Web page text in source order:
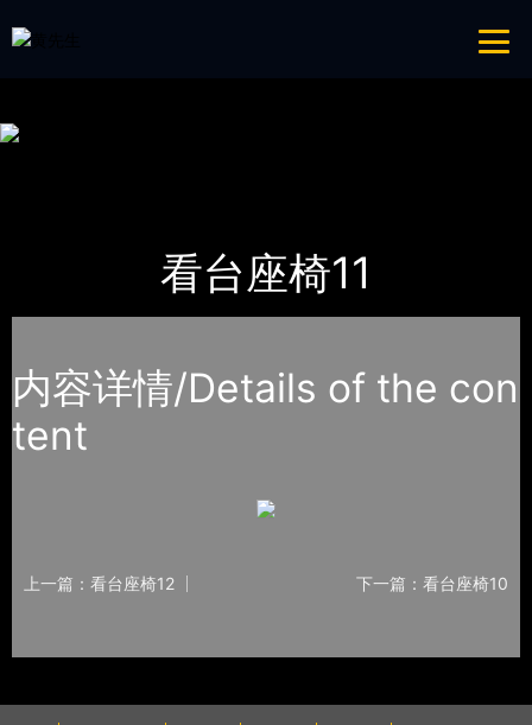
网站地图
看台座椅11
内容详情/Details of the con
tent
上一篇：看台座椅12 下一篇：看台座椅10